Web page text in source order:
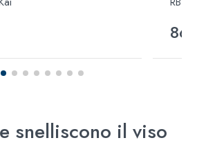
snelliscono il viso